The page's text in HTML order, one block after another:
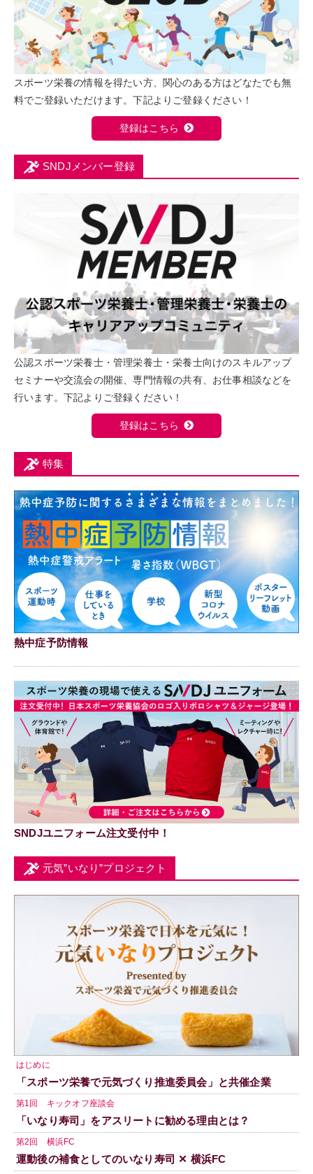
スポーツ栄養の情報を得たい方、関心のある方はどなたでも無
料でご登録いただけます。下記よりご登録ください！
登録はこちら
SNDJメンバー登録
公認スポーツ栄養士・管理栄養士・栄養士向けのスキルアップ
セミナーや交流会の開催、専門情報の共有、お仕事相談などを
行います。下記よりご登録ください！
登録はこちら
特集
熱中症予防情報
SNDJユニフォーム注文受付中！
元気”いなり”プロジェクト
はじめに
「スポーツ栄養で元気づくり推進委員会」と共催企業
第1回 キックオフ座談会
「いなり寿司」をアスリートに勧める理由とは？
第2回 横浜FC
運動後の補食としてのいなり寿司 ✕ 横浜FC